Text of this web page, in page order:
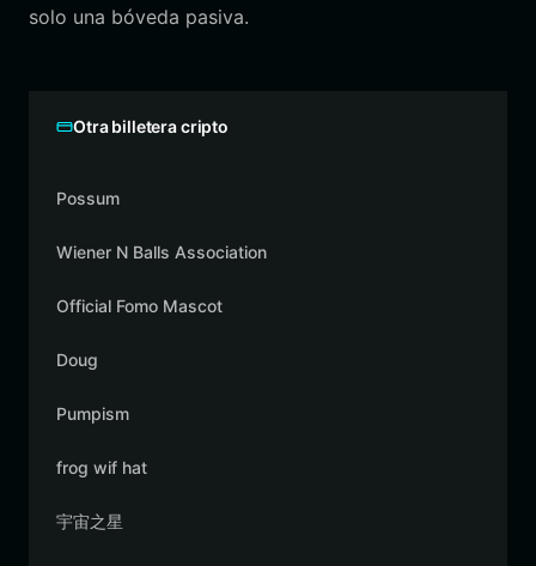
solo una bóveda pasiva.
Otra billetera cripto
Possum
Wiener N Balls Association
Official Fomo Mascot
Doug
Pumpism
frog wif hat
宇宙之星